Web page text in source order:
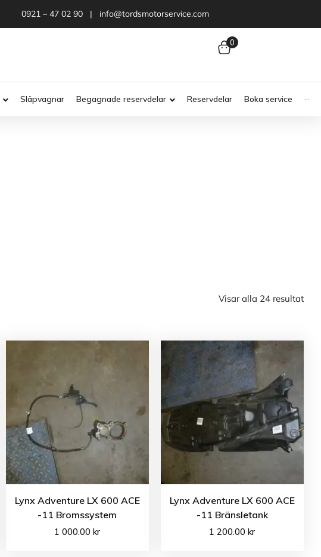
0921 – 47 02 90 | info@tordsmotorservice.com
0
Släpvagnar Begagnade reservdelar Reservdelar Boka service ···
Visar alla 24 resultat
Lynx Adventure LX 600 ACE
-11 Bromssystem
1 000.00kr
Lynx Adventure LX 600 ACE
-11 Bränsletank
1 200.00kr